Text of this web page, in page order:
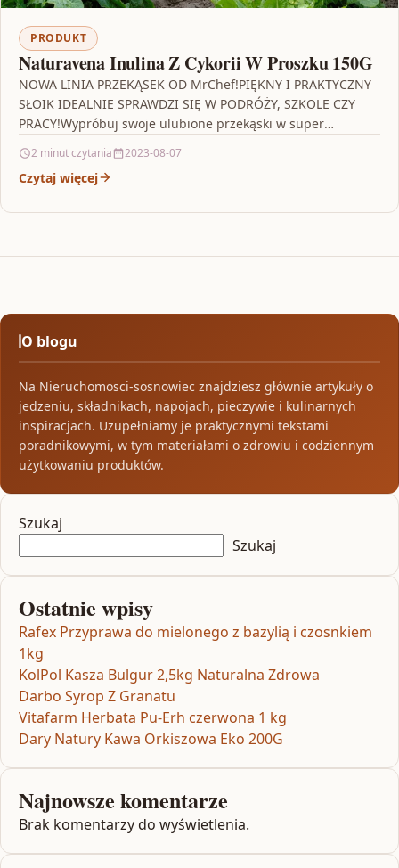
PRODUKT
Naturavena Inulina Z Cykorii W Proszku 150G
NOWA LINIA PRZEKĄSEK OD MrChef!PIĘKNY I PRAKTYCZNY
SŁOIK IDEALNIE SPRAWDZI SIĘ W PODRÓŻY, SZKOLE CZY
PRACY!Wypróbuj swoje ulubione przekąski w super
2 minut czytania 2023-08-07
Czytaj więcej
O blogu
Na Nieruchomosci-sosnowiec znajdziesz głównie artykuły o
jedzeniu, składnikach, napojach, pieczywie i kulinarnych
inspiracjach. Uzupełniamy je praktycznymi tekstami
poradnikowymi, w tym materiałami o zdrowiu i codziennym
użytkowaniu produktów.
Szukaj
Szukaj
Ostatnie wpisy
Rafex Przyprawa do mielonego z bazylią i czosnkiem
1kg
KolPol Kasza Bulgur 2,5kg Naturalna Zdrowa
Darbo Syrop Z Granatu
Vitafarm Herbata Pu-Erh czerwona 1 kg
Dary Natury Kawa Orkiszowa Eko 200G
Najnowsze komentarze
Brak komentarzy do wyświetlenia.